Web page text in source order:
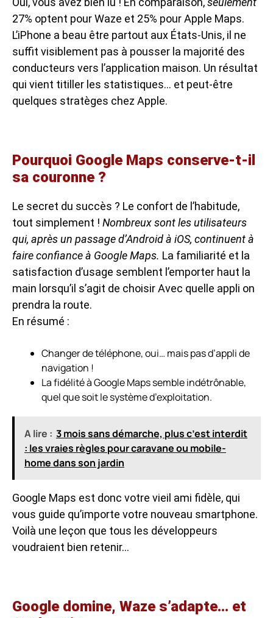
27% optent pour Waze et 25% pour Apple Maps.
L’iPhone a beau être partout aux États-Unis, il ne
suffit visiblement pas à pousser la majorité des
conducteurs vers l’application maison. Un résultat
qui vient titiller les statistiques… et peut-être
quelques stratèges chez Apple.
Pourquoi Google Maps conserve-t-il
sa couronne ?
Le secret du succès ? Le confort de l’habitude,
tout simplement ! Nombreux sont les utilisateurs
qui, après un passage d’Android à iOS, continuent à
faire confiance à Google Maps. La familiarité et la
satisfaction d’usage semblent l’emporter haut la
main lorsqu’il s’agit de choisir Avec quelle appli on
prendra la route.
En résumé :
Changer de téléphone, oui… mais pas d’appli de
navigation !
La fidélité à Google Maps semble indétrônable,
quel que soit le système d’exploitation.
A lire : 3 mois sans démarche, plus c’est interdit
: les vraies règles pour caravane ou mobile-
home dans son jardin
Google Maps est donc votre vieil ami fidèle, qui
vous guide qu’importe votre nouveau smartphone.
Voilà une leçon que tous les développeurs
voudraient bien retenir…
Google domine, Waze s’adapte… et